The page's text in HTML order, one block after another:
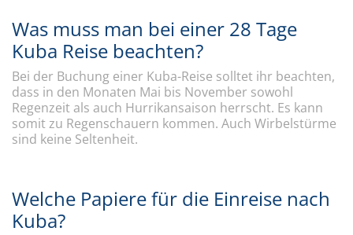
Was muss man bei einer 28 Tage
Kuba Reise beachten?
Bei der Buchung einer Kuba-Reise solltet ihr beachten,
dass in den Monaten Mai bis November sowohl
Regenzeit als auch Hurrikansaison herrscht. Es kann
somit zu Regenschauern kommen. Auch Wirbelstürme
sind keine Seltenheit.
Welche Papiere für die Einreise nach
Kuba?